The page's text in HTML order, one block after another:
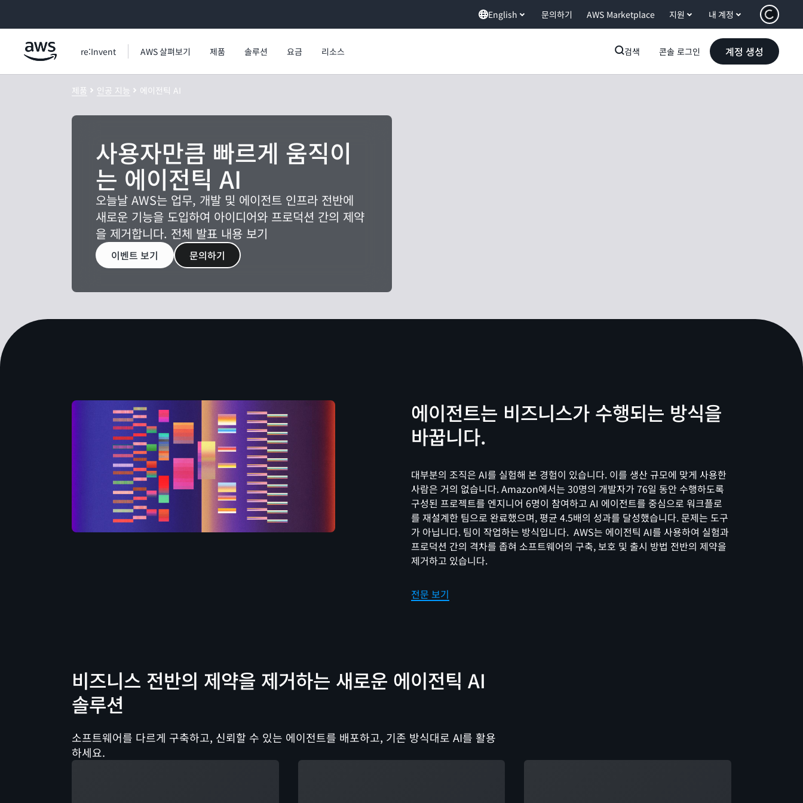
English 문의하기 AWS Marketplace 지원 내 계정
re:Invent AWS 살펴보기 제품 솔루션 요금 리소스 검색 콘솔 로그인 계정 생성
제품 인공 지능 에이전틱 AI
사용자만큼 빠르게 움직이
는 에이전틱 AI
오늘날 AWS는 업무, 개발 및 에이전트 인프라 전반에
새로운 기능을 도입하여 아이디어와 프로덕션 간의 제약
을 제거합니다. 전체 발표 내용 보기
이벤트 보기 문의하기
에이전트는 비즈니스가 수행되는 방식을
바꿉니다.
대부분의 조직은 AI를 실험해 본 경험이 있습니다. 이를 생산 규모에 맞게 사용한
사람은 거의 없습니다. Amazon에서는 30명의 개발자가 76일 동안 수행하도록
구성된 프로젝트를 엔지니어 6명이 참여하고 AI 에이전트를 중심으로 워크플로
를 재설계한 팀으로 완료했으며, 평균 4.5배의 성과를 달성했습니다. 문제는 도구
가 아닙니다. 팀이 작업하는 방식입니다. AWS는 에이전틱 AI를 사용하여 실험과
프로덕션 간의 격차를 좁혀 소프트웨어의 구축, 보호 및 출시 방법 전반의 제약을
제거하고 있습니다.
전문 보기
비즈니스 전반의 제약을 제거하는 새로운 에이전틱 AI
솔루션
소프트웨어를 다르게 구축하고, 신뢰할 수 있는 에이전트를 배포하고, 기존 방식대로 AI를 활용
하세요.